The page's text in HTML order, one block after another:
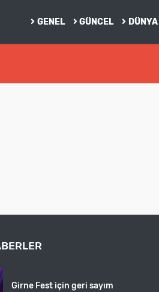
GENEL GÜNCEL DÜNYA
Girne Fest için geri sayım